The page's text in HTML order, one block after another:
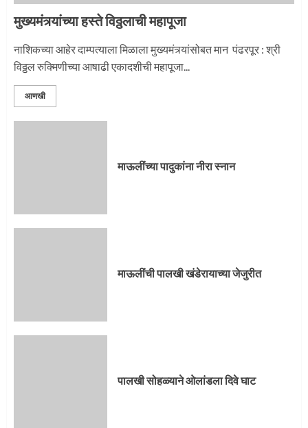
मुख्यमंत्र्यांच्या हस्ते विठ्ठलाची महापूजा
नाशिकच्या आहेर दाम्पत्याला मिळाला मुख्यमंत्र्यांसोबत मान पंढरपूर : श्री
विठ्ठल रुक्मिणीच्या आषाढी एकादशीची महापूजा...
आणखी
माऊलींच्या पादुकांना नीरा स्नान
माऊलींची पालखी खंडेरायाच्या जेजुरीत
पालखी सोहळ्याने ओलांडला दिवे घाट